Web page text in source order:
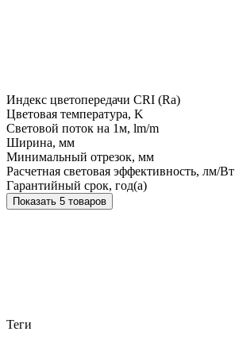
Индекс цветопередачи CRI (Ra)
Цветовая температура, K
Световой поток на 1м, lm/m
Ширина, мм
Минимальный отрезок, мм
Расчетная световая эффективность, лм/Вт
Гарантийный срок, год(а)
Показать 5 товаров
Теги